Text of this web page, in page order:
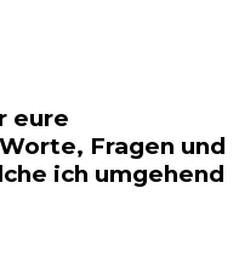
eure
Fragen und
ich umgehend